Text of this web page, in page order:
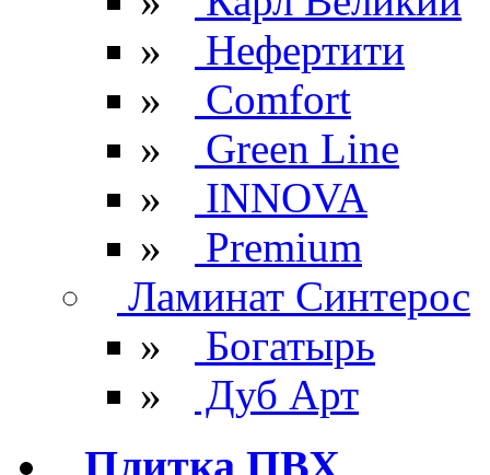
»
Нефертити
»
Comfort
»
Green Line
»
INNOVA
»
Premium
Ламинат Синтерос
»
Богатырь
»
Дуб Арт